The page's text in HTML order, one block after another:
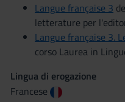
Langue française 3
letterature per
Langue française 3.
corso Laurea in
Lingua di erogazione
Francese